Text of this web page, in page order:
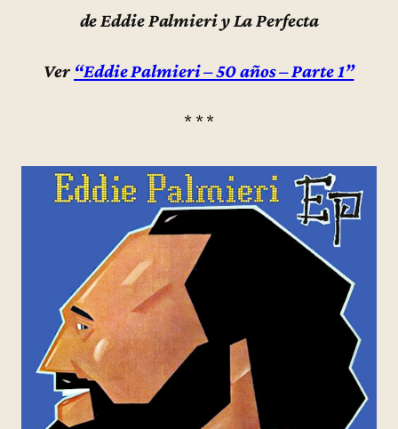
de Eddie Palmieri y La Perfecta
Ver “Eddie Palmieri – 50 años – Parte 1”
* * *